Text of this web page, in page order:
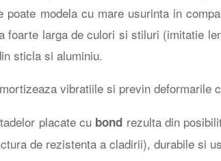
poate modela cu mare usurinta in
foarte larga de culori si stiluri (imitatie
sticla si aluminiu.
vibratiile si previn deformarile
placate cu bond rezulta din
de rezistenta a cladirii), durabile si